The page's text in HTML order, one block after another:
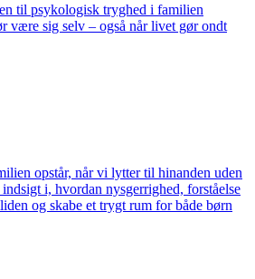
til psykologisk tryghed i familien
være sig selv – også når livet gør ondt
opstår, når vi lytter til hinanden uden
i, hvordan nysgerrighed, forståelse
og skabe et trygt rum for både børn